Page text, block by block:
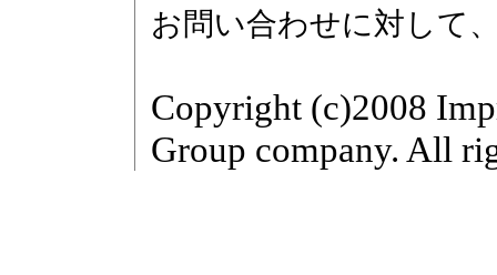
お問い合わせに対して
Copyright (c)2008
Group company. All